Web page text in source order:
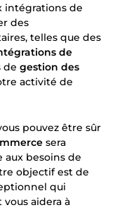
intégrations de
des
telles que des
de
de gestion des
activité de
pouvez être sûr
sera
besoins de
objectif est de
qui
aidera à